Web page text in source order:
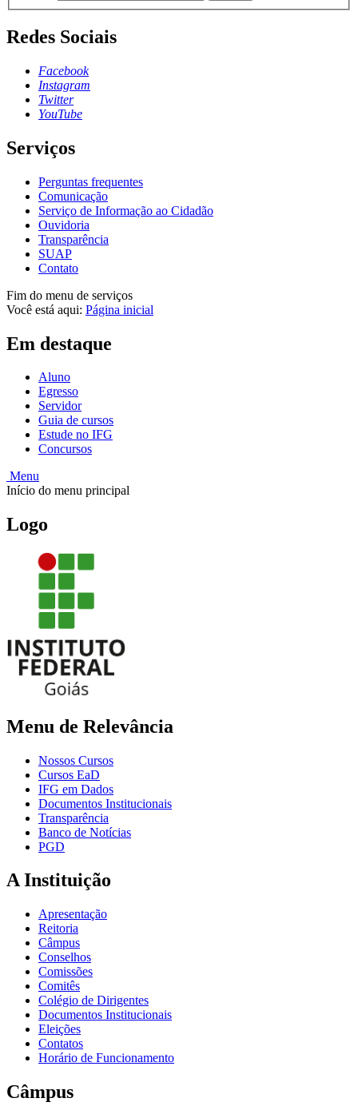
Redes Sociais
Facebook
Instagram
Twitter
YouTube
Serviços
Perguntas frequentes
Comunicação
Serviço de Informação ao Cidadão
Ouvidoria
Transparência
SUAP
Contato
Fim do menu de serviços
Você está aqui: Página inicial
Em destaque
Aluno
Egresso
Servidor
Guia de cursos
Estude no IFG
Concursos
Menu
Início do menu principal
Logo
Menu de Relevância
Nossos Cursos
Cursos EaD
IFG em Dados
Documentos Institucionais
Transparência
Banco de Notícias
PGD
A Instituição
Apresentação
Reitoria
Câmpus
Conselhos
Comissões
Comitês
Colégio de Dirigentes
Documentos Institucionais
Eleições
Contatos
Horário de Funcionamento
Câmpus